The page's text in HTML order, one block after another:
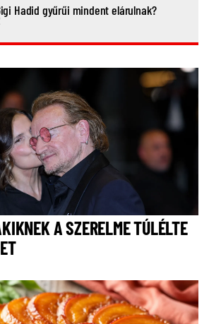
Hadid gyűrűi mindent elárulnak?
A SZERELME TÚLÉLTE